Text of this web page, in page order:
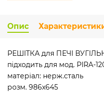
Опис
РЕШІТКА для ПЕЧІ
підходить для мод. PIRA-
матеріал: нерж.сталь
розм. 986x645